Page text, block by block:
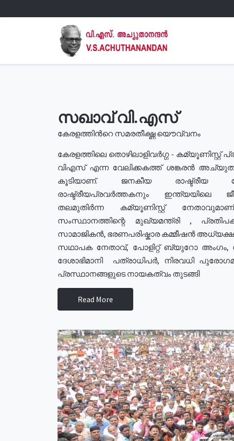
സഖാവ് വി.എസ്
കേരളത്തിൻറെ സമരതീക്ഷ്ണ യൌവ്വനം
കേരളത്തിലെ തൊഴിലാളിവർഗ്ഗ - കമ്യൂണിസ്റ്റ്
വിഎസ് എന്ന വേലിക്കകത്ത് ശങ്കരൻ
കൂടിയാണ്. ജനകീയ രാഷ്ട്രീയ
രാഷ്ട്രീയപ്രവർത്തകനും ഇന്ത്യയിലെ
തലമുതിർന്ന കമ്യൂണിസ്റ്റ്
സംസ്ഥാനത്തിന്റെ മുഖ്യമന്ത്രി ,
സാമാജികൻ, ഭരണപരിഷ്കാര കമ്മീഷൻ
സഥാപക നേതാവ്, പോളിറ്റ് ബ്യുറോ അംഗം,
ദേശാഭിമാനി പത്രാധിപർ, നിരവധി
പ്രസ്ഥാനങ്ങളുടെ നായകത്വം തുടങ്ങി
Read More